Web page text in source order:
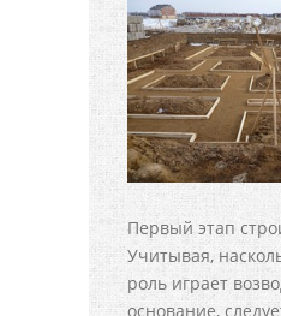
Первый этап
Учитывая,
роль играет
основание,